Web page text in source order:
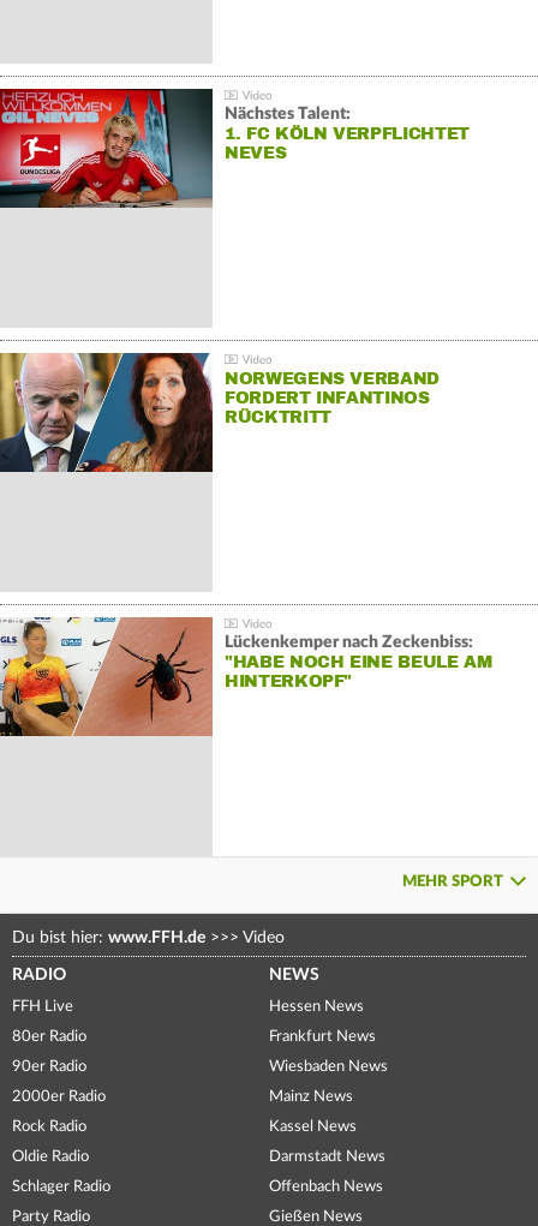
Nächstes Talent:
1. FC KÖLN VERPFLICHTET
NEVES
NORWEGENS VERBAND
FORDERT INFANTINOS
RÜCKTRITT
Lückenkemper nach Zeckenbiss:
"HABE NOCH EINE BEULE AM
HINTERKOPF"
MEHR SPORT
Du bist hier: www.FFH.de >>> Video
RADIO
FFH Live
80er Radio
90er Radio
2000er Radio
Rock Radio
Oldie Radio
Schlager Radio
Party Radio
NEWS
Hessen News
Frankfurt News
Wiesbaden News
Mainz News
Kassel News
Darmstadt News
Offenbach News
Gießen News